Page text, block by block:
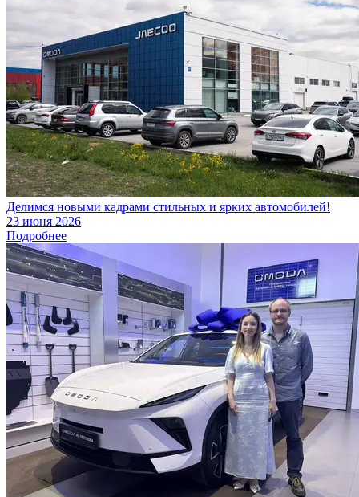
Делимся новыми кадрами стильных и ярких автомобилей!
23 июня 2026
Подробнее